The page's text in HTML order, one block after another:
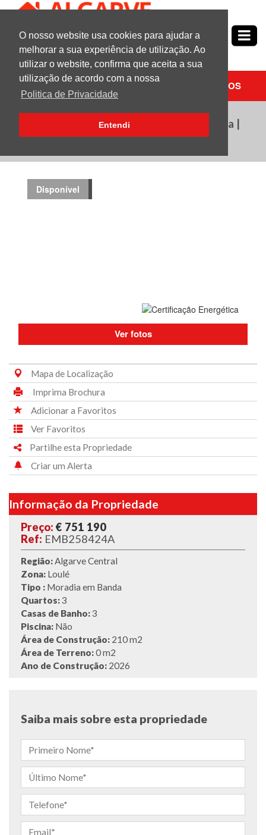
O nosso website usa cookies para ajudar a
melhorar a sua experiência de utilização. Ao
utilizar o website, confirma que aceita a sua
utilização de acordo com a nossa
Politica de Privacidade
Entendi
Nº1emPropriedades no Algarve
PESQUISAR CONTACTE-NOS
3 Quarto (s) Moradia em Banda | Para Venda |
Loulé
Disponível
Ver fotos
Mapa de Localização
Imprima Brochura
Adicionar a Favoritos
Ver Favoritos
Partilhe esta Propriedade
Criar um Alerta
Informação da Propriedade
Preço: € 751 190
Ref: EMB258424A
Região:Algarve Central
Zona: Loulé
Tipo : Moradia em Banda
Quartos:3
Casas de Banho:3
Piscina: Não
Área de Construção: 210 m2
Área de Terreno:0 m2
Ano de Construção: 2026
Saiba mais sobre esta propriedade